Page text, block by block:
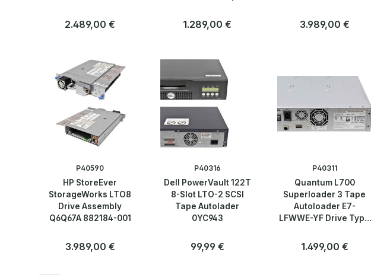
Regulärer Preis:
2.489,00 € Regulärer Preis:
1.289,00 € Regulärer Preis:
3.989,00 €
P40590
HP StoreEver
StorageWorks LTO8
Drive Assembly
Q6Q67A 882184-001
Regulärer Preis:
3.989,00 €
P40316
Dell PowerVault 122T
8-Slot LTO-2 SCSI
Tape Autolader
0YC943
Regulärer Preis:
99,99 €
P40311
Quantum L700
Superloader 3 Tape
Autoloader E7-
LFWWE-YF Drive Type
2 Magazines 2U 2HE
Regulärer Preis:
1.499,00 €